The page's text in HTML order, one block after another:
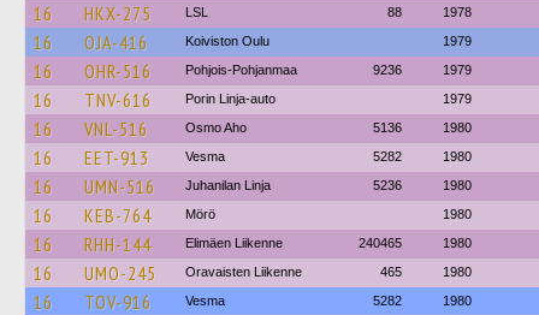
16 HKX-275 LSL 88 1978
16 OJA-416 Koiviston Oulu 1979
16 OHR-516 Pohjois-Pohjanmaa 9236 1979
16 TNV-616 Porin Linja-auto 1979
16 VNL-516 Osmo Aho 5136 1980
16 EET-913 Vesma 5282 1980
16 UMN-516 Juhanilan Linja 5236 1980
16 KEB-764 Mörö 1980
16 RHH-144 Elimäen Liikenne 240465 1980
16 UMO-245 Oravaisten Liikenne 465 1980
16 TOV-916 Vesma 5282 1980